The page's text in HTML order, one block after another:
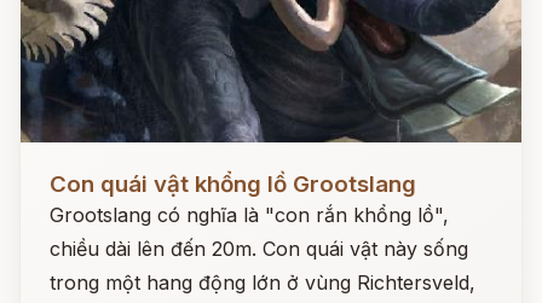
Con quái vật khổng lồ Grootslang
Grootslang có nghĩa là "con rắn khổng lồ",
chiều dài lên đến 20m. Con quái vật này sống
trong một hang động lớn ở vùng Richtersveld,